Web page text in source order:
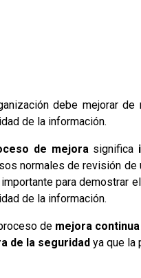
debe mejorar de
de la información.
de mejora significa
normales de revisión de
para demostrar el
de la información.
de mejora continua
de la seguridad ya que la